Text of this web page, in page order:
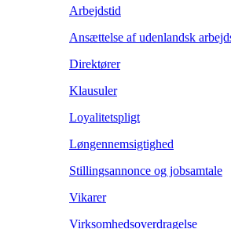
Arbejdstid
Ansættelse af udenlandsk
Direktører
Klausuler
Loyalitetspligt
Løngennemsigtighed
Stillingsannonce og jobsamtale
Vikarer
Virksomhedsoverdragelse